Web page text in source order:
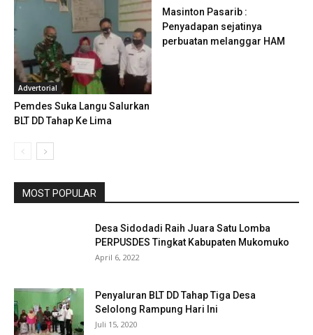
Advertorial
Pemdes Suka Langu Salurkan
BLT DD Tahap Ke Lima
Masinton Pasarib :
Penyadapan sejatinya
perbuatan melanggar HAM
MOST POPULAR
Desa Sidodadi Raih Juara Satu Lomba
PERPUSDES Tingkat Kabupaten Mukomuko
April 6, 2022
Penyaluran BLT DD Tahap Tiga Desa
Selolong Rampung Hari Ini
Juli 15, 2020